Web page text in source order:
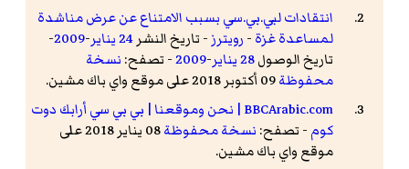
انتقادات لبي.بي.سي بسبب الامتناع عن عرض مناشدة
لمساعدة غزة - رويترز - تاريخ النشر 24 يناير -
2009
-
تاريخ الوصول28 يناير -
2009- تصفح: نسخة
محفوظة
BBCArabic.com | نحن وموقعنا | بي بي سي أرابك دوت
كوم - تصفح: نسخة محفوظة
08 يناير 2018 على
موقع واي باك مشين.